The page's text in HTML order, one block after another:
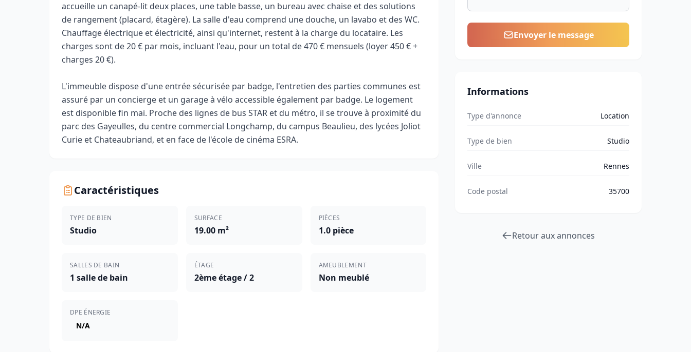
accueille un canapé-lit deux places, une table basse, un bureau avec chaise et des solutions
de rangement (placard, étagère). La salle d'eau comprend une douche, un lavabo et des WC.
Chauffage électrique et électricité, ainsi qu'internet, restent à la charge du locataire. Les
charges sont de 20 € par mois, incluant l'eau, pour un total de 470 € mensuels (loyer 450 € +
charges 20 €).
L'immeuble dispose d'une entrée sécurisée par badge, l'entretien des parties communes est
assuré par un concierge et un garage à vélo accessible également par badge. Le logement
est disponible fin mai. Proche des lignes de bus STAR et du métro, il se trouve à proximité du
parc des Gayeulles, du centre commercial Longchamp, du campus Beaulieu, des lycées Joliot
Curie et Chateaubriand, et en face de l'école de cinéma ESRA.
Caractéristiques
TYPE DE BIEN
Studio
SURFACE
19.00 m²
PIÈCES
1.0 pièce
SALLES DE BAIN
1 salle de bain
ÉTAGE
2ème étage / 2
AMEUBLEMENT
Non meublé
DPE ÉNERGIE
N/A
Envoyer le message
Informations
Type d'annonce Location
Type de bien Studio
Ville Rennes
Code postal 35700
Retour aux annonces